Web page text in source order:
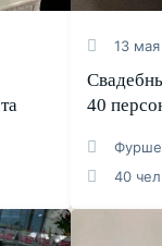
13
40
40 чел